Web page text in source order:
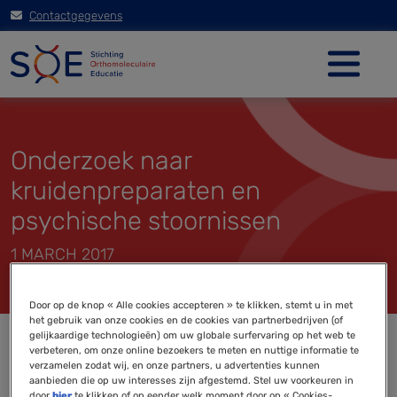
Contactgegevens
Onderzoek naar
kruidenpreparaten en
psychische stoornissen
1 MARCH 2017
Door op de knop « Alle cookies accepteren » te klikken, stemt u in met
het gebruik van onze cookies en de cookies van partnerbedrijven (of
gelijkaardige technologieën) om uw globale surfervaring op het web te
verbeteren, om onze online bezoekers te meten en nuttige informatie te
verzamelen zodat wij, en onze partners, u advertenties kunnen
aanbieden die op uw interesses zijn afgestemd. Stel uw voorkeuren in